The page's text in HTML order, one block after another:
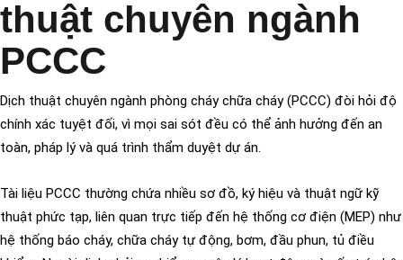
thuật chuyên ngành
PCCC
Dịch thuật chuyên ngành phòng cháy chữa cháy (PCCC) đòi hỏi độ
chính xác tuyệt đối, vì mọi sai sót đều có thể ảnh hưởng đến an
toàn, pháp lý và quá trình thẩm duyệt dự án.
Tài liệu PCCC thường chứa nhiều sơ đồ, ký hiệu và thuật ngữ kỹ
thuật phức tạp, liên quan trực tiếp đến hệ thống cơ điện (MEP) như
hệ thống báo cháy, chữa cháy tự động, bơm, đầu phun, tủ điều